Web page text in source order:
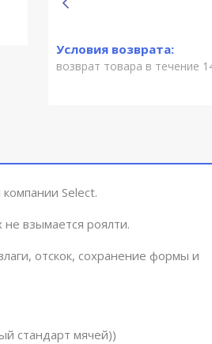
возврат товара в течение
Select.
взымается роялти.
отскок, сохранение формы и
стандарт мячей))